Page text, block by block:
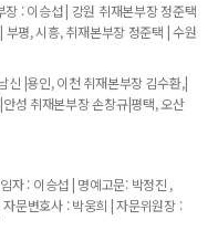
: 이승섭 | 강원 취재본부장 정준택
평, 시흥, 취재본부장 정준택 | 수원
신 |용인, 이천 취재본부장 김수환,|
성 취재본부장 손창규|평택, 오산
자 : 이승섭 | 명예고문: 박정진 ,
문변호사 : 박웅희 | 자문위원장 :